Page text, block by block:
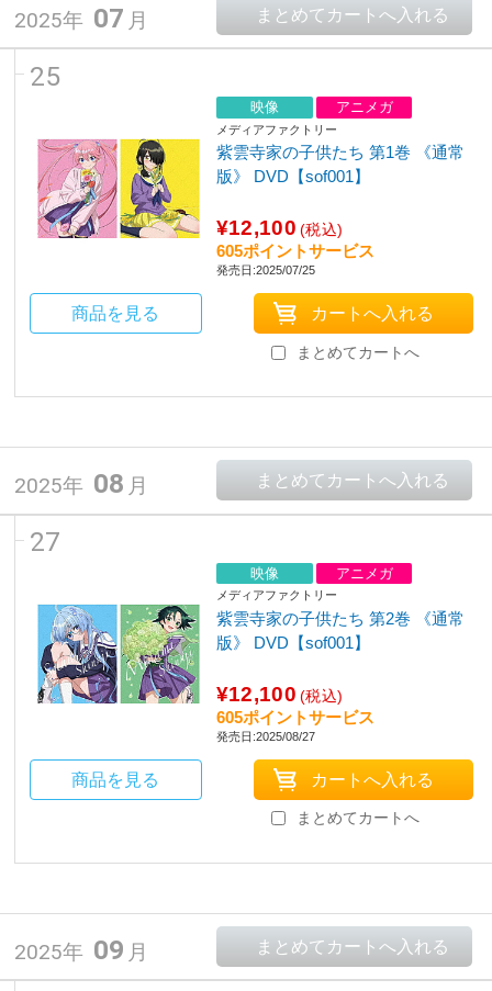
2025年 07 月
25
映像 アニメガ
メディアファクトリー
紫雲寺家の子供たち 第1巻 《通常
版》 DVD【sof001】
¥12,100 (税込)
605ポイントサービス
発売日:2025/07/25
商品を見る
まとめてカートへ
2025年 08 月
27
映像 アニメガ
メディアファクトリー
紫雲寺家の子供たち 第2巻 《通常
版》 DVD【sof001】
¥12,100 (税込)
605ポイントサービス
発売日:2025/08/27
商品を見る
まとめてカートへ
2025年 09 月